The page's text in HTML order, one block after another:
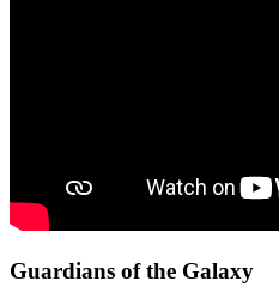
Guardians of the Galaxy